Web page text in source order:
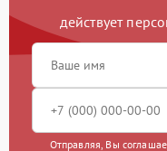
действует
Отправляя, Вы